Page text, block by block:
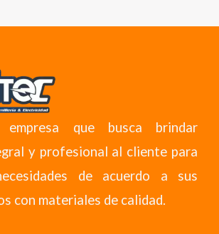
empresa que busca brindar
y profesional al cliente para
de acuerdo a sus
con materiales de calidad.